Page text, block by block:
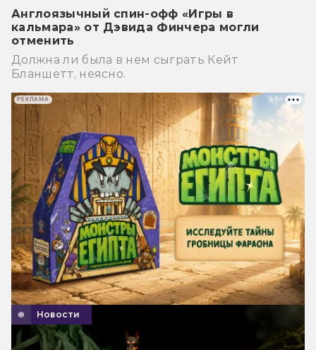
Англоязычный спин-офф «Игры в
кальмара» от Дэвида Финчера могли
отменить
Должна ли была в нем сыграть Кейт
Бланшетт, неясно.
Новости
РЕКЛАМА